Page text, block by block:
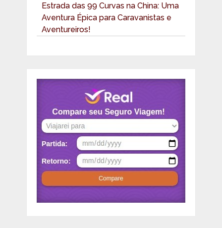
Estrada das 99 Curvas na China: Uma
Aventura Épica para Caravanistas e
Aventureiros!